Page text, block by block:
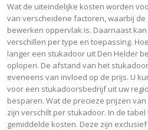
Wat de uiteindelijke kosten worden
van verscheidene factoren, waarbij
bewerken oppervlak is. Daarnaast
verschillen per type en toepassing.
langer een stukadoor uit Den Helder
oplopen. De afstand van het
eveneens van invloed op de prijs. U
voor een stukadoorsbedrijf uit uw
besparen. Wat de precieze prijzen
zijn verschilt per stukadoor. In de
gemiddelde kosten. Deze zijn